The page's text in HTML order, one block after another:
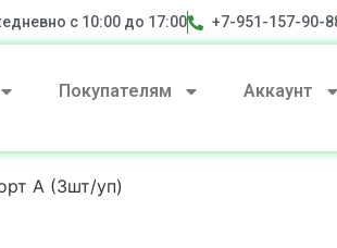
с 10:00 до 17:00 +7-951-157-90-
Покупателям Аккаунт
А (3шт/уп)